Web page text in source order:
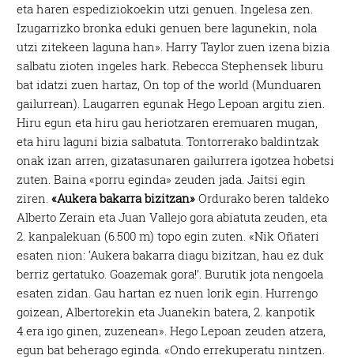
eta haren espediziokoekin utzi genuen. Ingelesa zen.
Izugarrizko bronka eduki genuen bere lagunekin, nola
utzi zitekeen laguna han». Harry Taylor zuen izena bizia
salbatu zioten ingeles hark. Rebecca Stephensek liburu
bat idatzi zuen hartaz, On top of the world (Munduaren
gailurrean). Laugarren egunak Hego Lepoan argitu zien.
Hiru egun eta hiru gau heriotzaren eremuaren mugan,
eta hiru laguni bizia salbatuta. Tontorrerako baldintzak
onak izan arren, gizatasunaren gailurrera igotzea hobetsi
zuten. Baina «porru eginda» zeuden jada. Jaitsi egin
ziren.«Aukera bakarra bizitzan»Ordurako beren taldeko
Alberto Zerain eta Juan Vallejo gora abiatuta zeuden, eta
2. kanpalekuan (6.500 m) topo egin zuten. «Nik Oñateri
esaten nion: ‘Aukera bakarra diagu bizitzan, hau ez duk
berriz gertatuko. Goazemak gora!’. Burutik jota nengoela
esaten zidan. Gau hartan ez nuen lorik egin. Hurrengo
goizean, Albertorekin eta Juanekin batera, 2. kanpotik
4.era igo ginen, zuzenean». Hego Lepoan zeuden atzera,
egun bat beherago eginda. «Ondo errekuperatu nintzen.